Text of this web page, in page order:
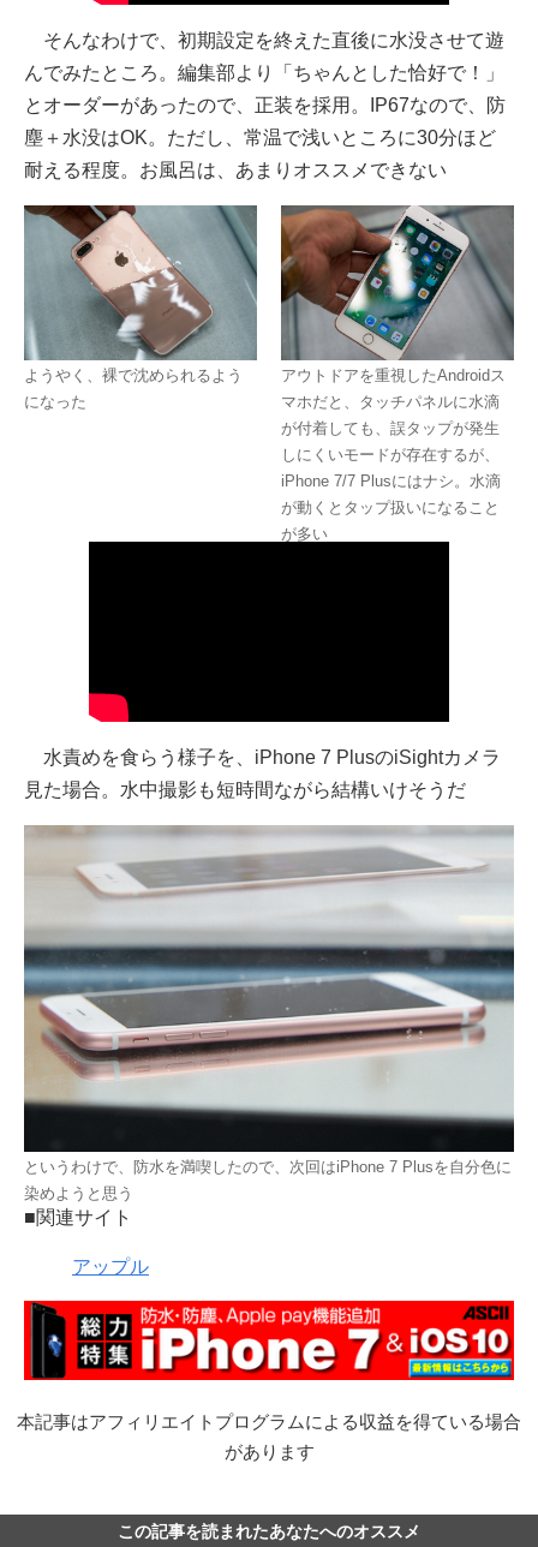
そんなわけで、初期設定を終えた直後に水没させて遊
んでみたところ。編集部より「ちゃんとした恰好で！」
とオーダーがあったので、正装を採用。IP67なので、防
塵＋水没はOK。ただし、常温で浅いところに30分ほど
耐える程度。お風呂は、あまりオススメできない
ようやく、裸で沈められるよう
になった
アウトドアを重視したAndroidス
マホだと、タッチパネルに水滴
が付着しても、誤タップが発生
しにくいモードが存在するが、
iPhone 7/7 Plusにはナシ。水滴
が動くとタップ扱いになること
が多い
水責めを食らう様子を、iPhone 7 PlusのiSightカメラ
見た場合。水中撮影も短時間ながら結構いけそうだ
というわけで、防水を満喫したので、次回はiPhone 7 Plusを自分色に
染めようと思う
■関連サイト
アップル
本記事はアフィリエイトプログラムによる収益を得ている場合
があります
この記事を読まれたあなたへのオススメ